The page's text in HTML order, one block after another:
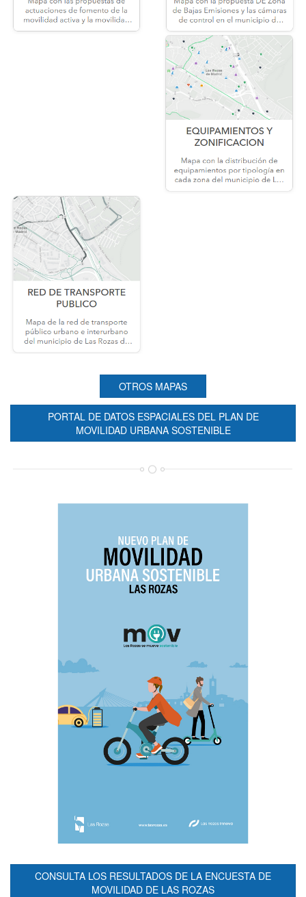
OTROS MAPAS
PORTAL DE DATOS ESPACIALES DEL PLAN DE
MOVILIDAD URBANA SOSTENIBLE
CONSULTA LOS RESULTADOS DE LA ENCUESTA DE
MOVILIDAD DE LAS ROZAS